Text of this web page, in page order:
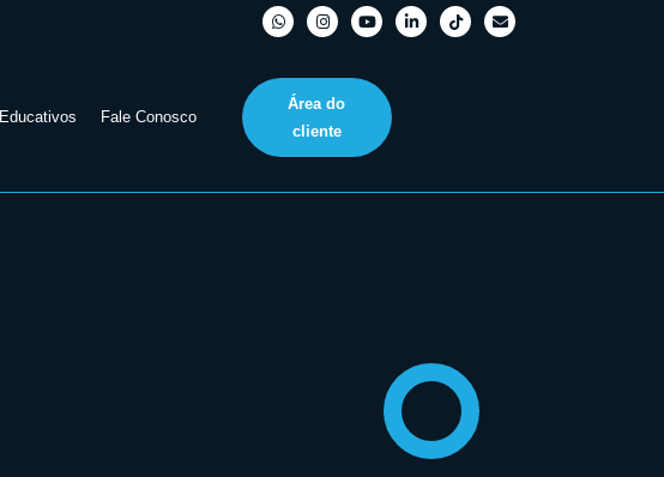
Fale Conosco
Área do
cliente